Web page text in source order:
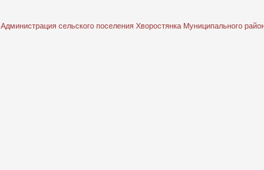
Администрация сельского поселения Хворостянка Муниципального